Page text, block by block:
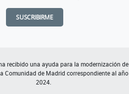
SUSCRIBIRME
recibido una ayuda para la modernización de
Comunidad de Madrid correspondiente al año
2024.